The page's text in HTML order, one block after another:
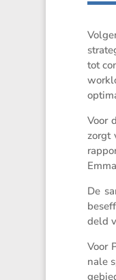
tot
Voor
zorgt
De
deld
Voor
nale